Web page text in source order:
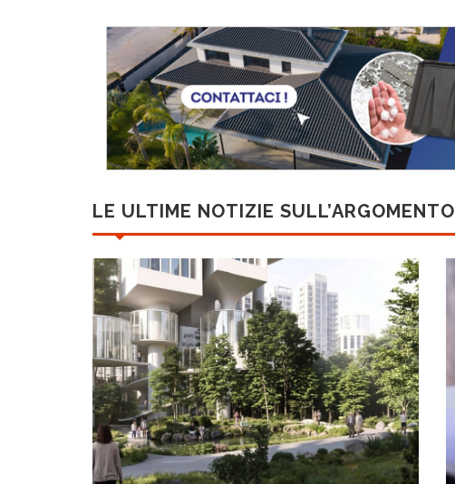
LE ULTIME NOTIZIE SULL’ARGOMENTO